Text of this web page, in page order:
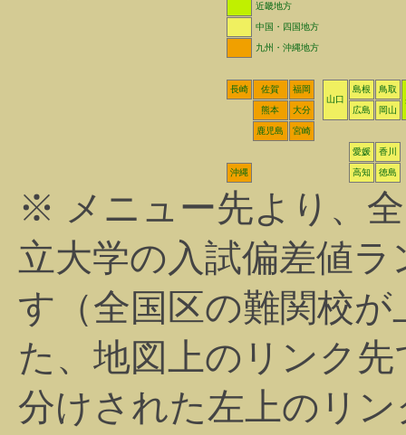
近畿地方
中国・四国地方
九州・沖縄地方
長崎 佐賀
福岡
山口
島根
鳥取
熊本
大分 広島 岡山
鹿児島 宮崎
愛媛 香川
沖縄 高知 徳島
※ メニュー先より、
立大学の入試偏差値
す（全国区の難関校
た、地図上のリンク
分けされた左上のリ